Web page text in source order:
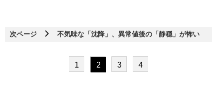
次ページ 不気味な「沈降」、異常値後の「静穏」が怖い
1 2 3 4